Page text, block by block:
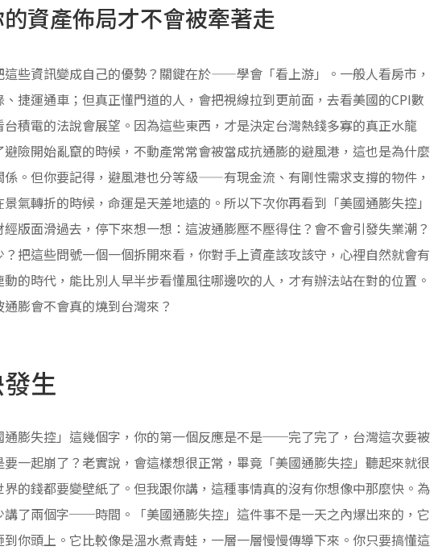
資產佈局才不會被牽著走
些資訊變成自己的優勢？關鍵在於——學會「看上游」。一般人看房市，
捷運通車；但真正懂門道的人，會把視線拉到更前面，去看美國的CPI數
積電的法說會展望。因為這些東西，才是決定台灣熱錢多寡的真正水龍
險開始亂竄的時候，不動產常常會被當成抗通膨的避風港，這也是為什麼
。但你要記得，避風港也分等級——有現金流、有剛性需求支撐的物件，
氣轉折的時候，命運是天差地遠的。所以下次你再看到「美國通膨失控」
版面滑過去，停下來想一想：這波通膨壓不壓得住？會不會引發失業潮？
把這些問號一個一個拆開來看，你對手上資產該攻該守，心裡自然就會有
的時代，能比別人早半步看懂風往哪邊吹的人，才有辦法站在對的位置。
膨會不會真的燒到台灣來？
生
通膨失控」這幾個字，你的第一個反應是不是──完了完了，台灣這次要被
一起崩了？老實說，會這樣想很正常，畢竟「美國通膨失控」聽起來就很
的錢都要變壁紙了。但我跟你講，這種事情真的沒有你想像中那麼快。為
講了兩個字──時間。「美國通膨失控」這件事不是一天之內爆出來的，它
你頭上。它比較像是溫水煮青蛙，一層一層慢慢傳導下來。你只要搞懂這